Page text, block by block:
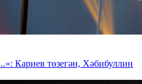
Кариев төзегән, Хәбибуллин